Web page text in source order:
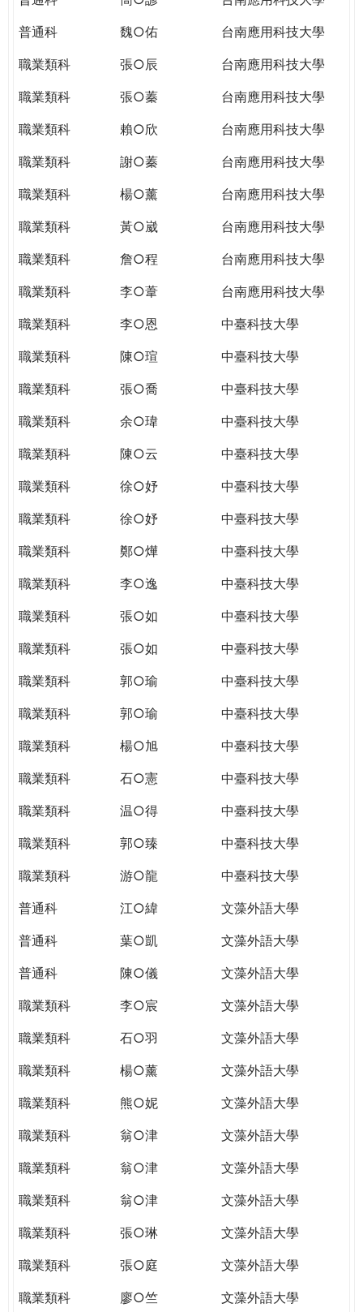
普通科
魏○佑
台南應用科技大學
職業類科
張○辰
台南應用科技大學
職業類科
張○蓁
台南應用科技大學
職業類科
賴○欣
台南應用科技大學
職業類科
謝○蓁
台南應用科技大學
職業類科
楊○薰
台南應用科技大學
職業類科
黃○崴
台南應用科技大學
職業類科
詹○程
台南應用科技大學
職業類科
李○葦
台南應用科技大學
職業類科
李○恩
中臺科技大學
職業類科
陳○瑄
中臺科技大學
職業類科
張○喬
中臺科技大學
職業類科
余○瑋
中臺科技大學
職業類科
陳○云
中臺科技大學
職業類科
徐○妤
中臺科技大學
職業類科
徐○妤
中臺科技大學
職業類科
鄭○燁
中臺科技大學
職業類科
李○逸
中臺科技大學
職業類科
張○如
中臺科技大學
職業類科
張○如
中臺科技大學
職業類科
郭○瑜
中臺科技大學
職業類科
郭○瑜
中臺科技大學
職業類科
楊○旭
中臺科技大學
職業類科
石○憲
中臺科技大學
職業類科
温○得
中臺科技大學
職業類科
郭○臻
中臺科技大學
職業類科
游○龍
中臺科技大學
普通科
江○緯
文藻外語大學
普通科
葉○凱
文藻外語大學
普通科
陳○儀
文藻外語大學
職業類科
李○宸
文藻外語大學
職業類科
石○羽
文藻外語大學
職業類科
楊○薰
文藻外語大學
職業類科
熊○妮
文藻外語大學
職業類科
翁○津
文藻外語大學
職業類科
翁○津
文藻外語大學
職業類科
翁○津
文藻外語大學
職業類科
張○琳
文藻外語大學
職業類科
張○庭
文藻外語大學
職業類科
廖○竺 文藻外語大學